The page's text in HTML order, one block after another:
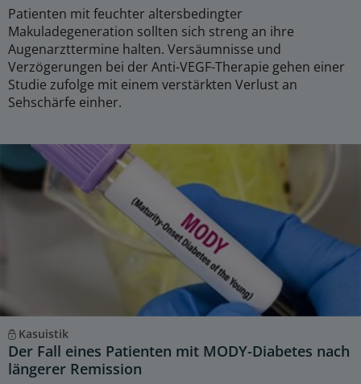
Patienten mit feuchter altersbedingter
Makuladegeneration sollten sich streng an ihre
Augenarzttermine halten. Versäumnisse und
Verzögerungen bei der Anti-VEGF-Therapie gehen einer
Studie zufolge mit einem verstärkten Verlust an
Sehschärfe einher.
Kasuistik
Der Fall eines Patienten mit MODY-Diabetes nach
längerer Remission